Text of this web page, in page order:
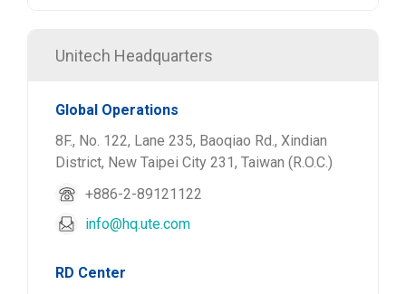
Unitech Headquarters
Global Operations
8F., No. 122, Lane 235, Baoqiao Rd., Xindian
District, New Taipei City 231, Taiwan (R.O.C.)
+886-2-89121122
info@hq.ute.com
RD Center